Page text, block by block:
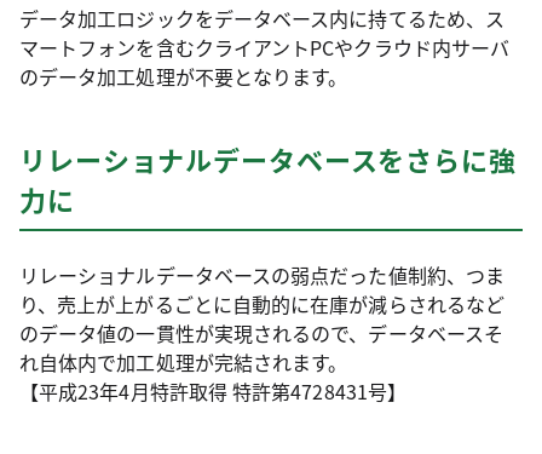
データ加工ロジックをデータベース内に持てるため、ス
マートフォンを含むクライアントPCやクラウド内サーバ
のデータ加工処理が不要となります。
リレーショナルデータベースをさらに強
力に
リレーショナルデータベースの弱点だった値制約、つま
り、売上が上がるごとに自動的に在庫が減らされるなど
のデータ値の一貫性が実現されるので、データベースそ
れ自体内で加工処理が完結されます。
【平成23年4月特許取得 特許第4728431号】